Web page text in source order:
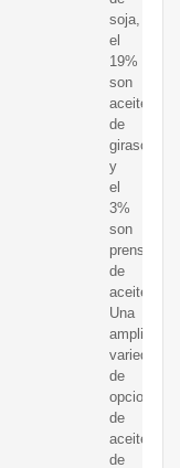
soja,
el
19%
son
aceite
de
girasol
y
el
3%
son
prensas
de
aceite.
Una
amplia
variedad
de
opciones
de
aceite
de